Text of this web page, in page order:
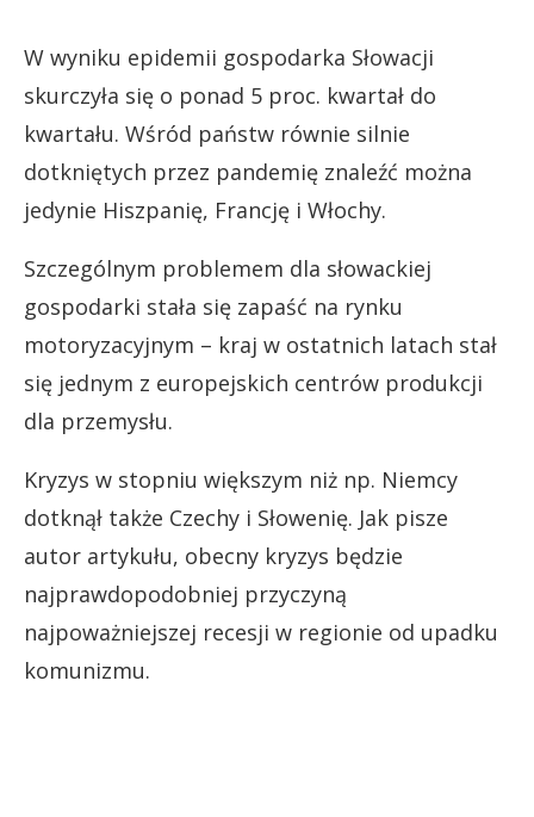
W wyniku epidemii gospodarka Słowacji
skurczyła się o ponad 5 proc. kwartał do
kwartału. Wśród państw równie silnie
dotkniętych przez pandemię znaleźć można
jedynie Hiszpanię, Francję i Włochy.
Szczególnym problemem dla słowackiej
gospodarki stała się zapaść na rynku
motoryzacyjnym – kraj w ostatnich latach stał
się jednym z europejskich centrów produkcji
dla przemysłu.
Kryzys w stopniu większym niż np. Niemcy
dotknął także Czechy i Słowenię. Jak pisze
autor artykułu, obecny kryzys będzie
najprawdopodobniej przyczyną
najpoważniejszej recesji w regionie od upadku
komunizmu.